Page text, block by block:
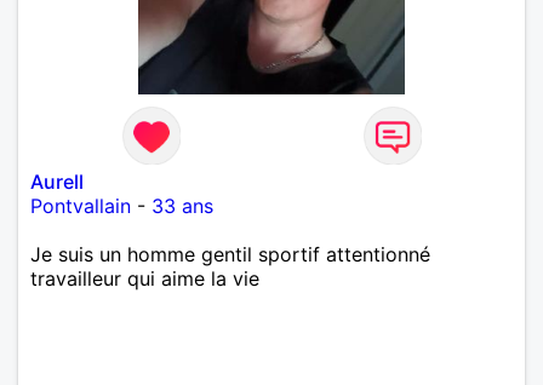
Aurell
Pontvallain - 33 ans
Je suis un homme gentil sportif attentionné
travailleur qui aime la vie